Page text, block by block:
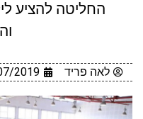
החליטה להציע
לאה פריד 2019